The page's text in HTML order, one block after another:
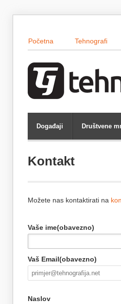
Početna Tehnografi
Događaji Društvene
Kontakt
Možete nas kontaktirati na
Vaše ime(obavezno)
Vaš Email(obavezno)
Naslov